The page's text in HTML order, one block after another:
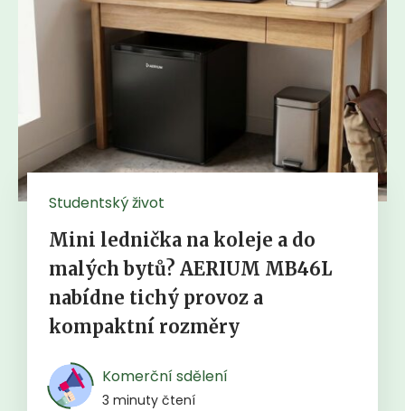
Studentský život
Mini lednička na koleje a do
malých bytů? AERIUM MB46L
nabídne tichý provoz a
kompaktní rozměry
Komerční sdělení
3 minuty čtení